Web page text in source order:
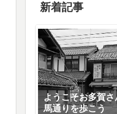
新着記事
ようこそお多賀
馬通りを歩こう